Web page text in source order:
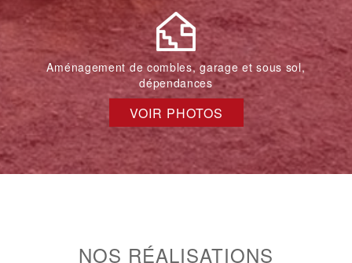
Aménagement de combles, garage et sous sol,
dépendances
VOIR PHOTOS
NOS RÉALISATIONS